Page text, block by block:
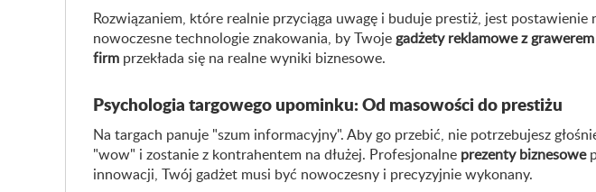
Rozwiązaniem, które realnie przyciąga uwagę i buduje prestiż, jest
nowoczesne technologie znakowania, by Twojegadżety reklamowe z grawerem
firm przekłada się na realne wyniki biznesowe.
Psychologia targowego upominku: Od masowości do prestiżu
Na targach panuje "szum informacyjny". Aby go przebić, nie potrzebujesz
"wow" i zostanie z kontrahentem na dłużej. Profesjonalne prezenty biznesowe
innowacji, Twój gadżet musi być nowoczesny i precyzyjnie wykonany.